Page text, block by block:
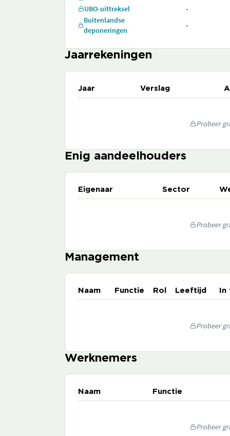
UBO-uittreksel
-
Buitenlandse
deponeringen
-
Jaarrekeningen
Jaar Verslag
Probeer
Enig aandeelhouders
Eigenaar Sector
Probeer
Management
Naam Functie Rol Leeftijd
Probeer
Werknemers
Naam Functie
Probeer